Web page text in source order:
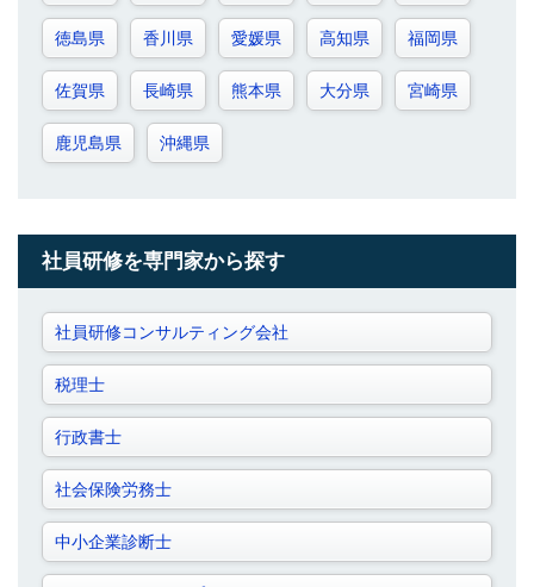
徳島県 香川県 愛媛県 高知県 福岡県
佐賀県 長崎県 熊本県 大分県 宮崎県
鹿児島県 沖縄県
社員研修を専門家から探す
社員研修コンサルティング会社
税理士
行政書士
社会保険労務士
中小企業診断士